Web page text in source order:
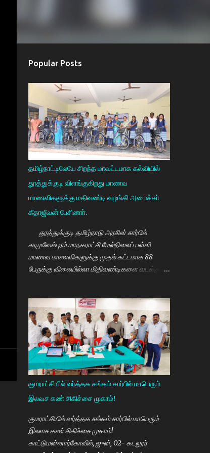
Popular Posts
தமிழ்நாட்டிலேயே சிறந்த மாவட்டமாக கல்வியில்
தூத்துக்குடி விளங்குகிறது மாணவ
மாணவிகளுக்கு மதிவண்டி வழங்கி அமைச்சா்
கீதாஜீவன் பேசினாா்.
தூத்துக்குடி தமிழ்நாடு அரசின் சார்பில்
சாமுவேல்புரம் மாநகராட்சி மேல்நிலைப் பள்ளி
மாணவ மாணவிகளுக்கு முதல் கட்டமாக 88
பேருக்கு விலையில்லா மிதிவண்டிகளை வடக்கு
வழங்கி பேசுகையில் தமிழ்நாடு அரசின்
விலையில்லா மிதிவண்டி வழங்கும் நிகழ்ச்சியில்
மாணவர்களாகிய உங்களை சந்திப்பதில் மகிழ்ச்சி.
தமிழ்நாடு கல்வியில் சிறந்து விளங்க வேண்டும்
என்பதற்காக முதலமைச்சர் மு.க.ஸ்டாலின் அதிக
முயற்சி எடுத்து கல்வியும். மருத்துவமும் எனது
இரு கண்கள் என முதலமைச்சர் கூறி வருகிறார்.
எத்தனையோ மாணவியர்களுக்கு கிடைக்காத
வாய்ப்பு உங்களுக்கு கிடைத்திருக்கிறது. முன்பு 8 ம்
வகுப்பு அல்லது 10 ம் வகுப்பிலேயே
மாணவியர்களின் பள்ளிப்படிப்பை நிறுத்தும்
நிலையை மாற்றி, பெண் குழந்தைகள் கல்லூரி
வரை படிக்க வேண்டும். அவர்களுக்கு உயர்கல்வி
குமராட்சியில் வர்த்தக சங்கம் சார்பில் மாபெரும்
இலவச கண் சிகிச்சை முகாம்!
குமராட்சியில் வர்த்தக சங்கம் சார்பில் மாபெரும்
இலவச கண் சிகிச்சை முகாம்!
காட்டுமன்னார்கோவில், ஜுன், 02- கடலூர்